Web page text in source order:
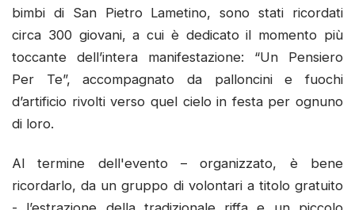
bimbi di San Pietro Lametino, sono stati ricordati
circa 300 giovani, a cui è dedicato il momento più
toccante dell’intera manifestazione: “Un Pensiero
Per Te”, accompagnato da palloncini e fuochi
d’artificio rivolti verso quel cielo in festa per ognuno
di loro.
Al termine dell'evento – organizzato, è bene
ricordarlo, da un gruppo di volontari a titolo gratuito